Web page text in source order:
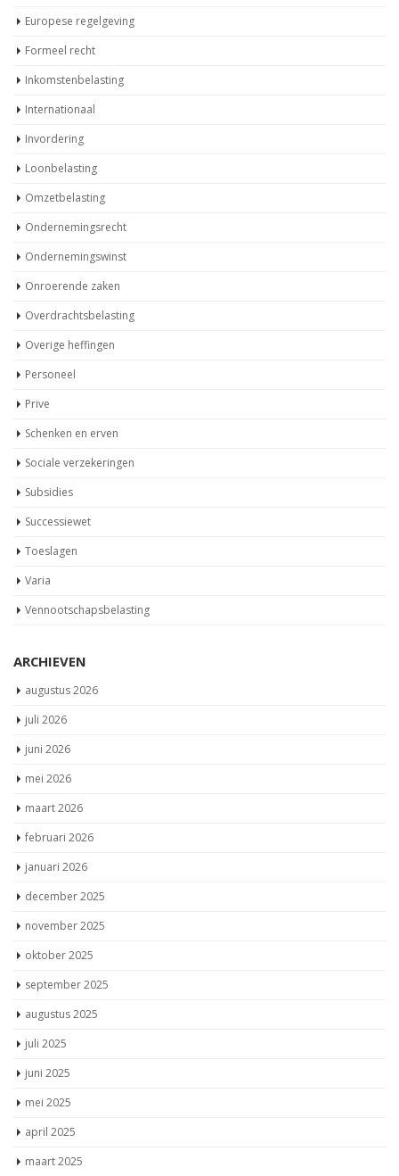
Europese regelgeving
Formeel recht
Inkomstenbelasting
Internationaal
Invordering
Loonbelasting
Omzetbelasting
Ondernemingsrecht
Ondernemingswinst
Onroerende zaken
Overdrachtsbelasting
Overige heffingen
Personeel
Prive
Schenken en erven
Sociale verzekeringen
Subsidies
Successiewet
Toeslagen
Varia
Vennootschapsbelasting
ARCHIEVEN
augustus 2026
juli 2026
juni 2026
mei 2026
maart 2026
februari 2026
januari 2026
december 2025
november 2025
oktober 2025
september 2025
augustus 2025
juli 2025
juni 2025
mei 2025
april 2025
maart 2025